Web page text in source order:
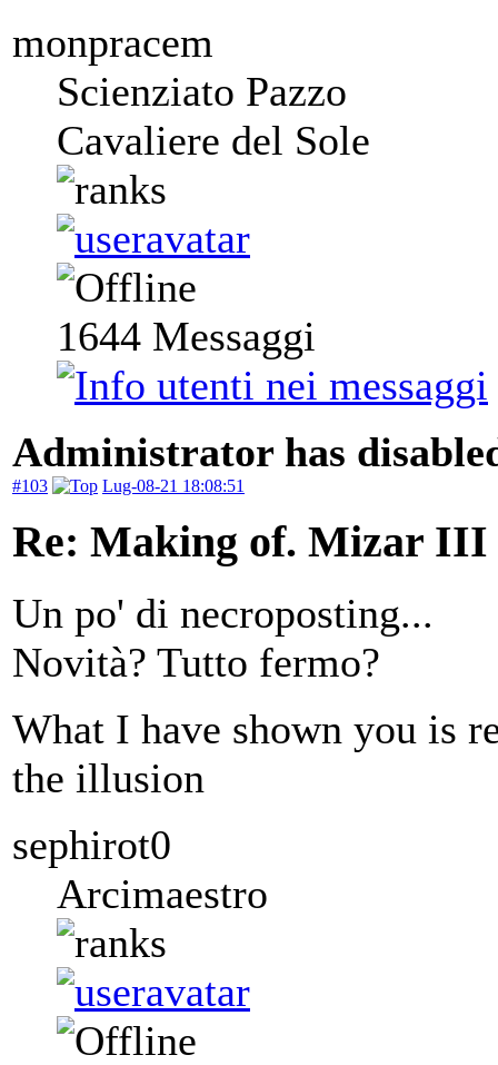
monpracem
Scienziato Pazzo
Cavaliere del Sole
1644 Messaggi
Administrator has
#103 Lug-08-21 18:08:51
Re: Making of. Mizar III
Un po' di necroposting...
Novità? Tutto fermo?
What I have shown you is
the illusion
sephirot0
Arcimaestro